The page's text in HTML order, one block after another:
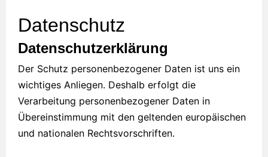
Datenschutz
Datenschutzerklärung
Der Schutz personenbezogener Daten ist uns ein
wichtiges Anliegen. Deshalb erfolgt die
Verarbeitung personenbezogener Daten in
Übereinstimmung mit den geltenden europäischen
und nationalen Rechtsvorschriften.